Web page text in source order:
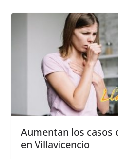
Aumentan los casos
en Villavicencio